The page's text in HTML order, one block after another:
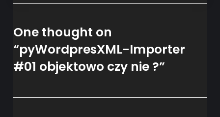
One thought on
“pyWordpresXML-Importer
#01 objektowo czy nie ?”